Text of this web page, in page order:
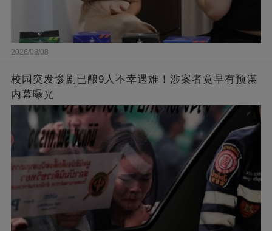
2026/08/08
校园突发惨剧已酿9人不幸遇难！涉案者竟早有预谋
内幕曝光